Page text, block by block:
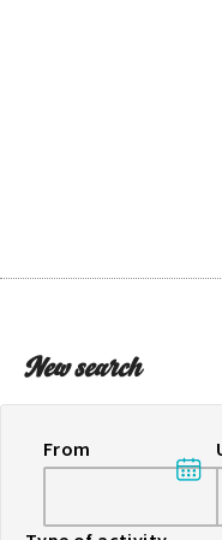
New search
From